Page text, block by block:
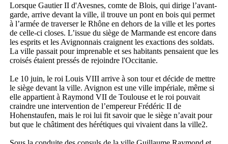
Lorsque Gautier II d'Avesnes, comte de Blois, qui dirige l’avant-
garde, arrive devant la ville, il trouve un pont en bois qui permet
à l’armée de traverser le Rhône en dehors de la ville et les portes
de celle-ci closes. L’issue du siège de Marmande est encore dans
les esprits et les Avignonnais craignent les exactions des soldats.
La ville passait pour imprenable et ses habitants pensaient que les
croisés étaient pressés de rejoindre l'Occitanie.
Le 10 juin, le roi Louis VIII arrive à son tour et décide de mettre
le siège devant la ville. Avignon est une ville impériale, même si
elle appartient à Raymond VII de Toulouse et le roi pouvait
craindre une intervention de l’empereur Frédéric II de
Hohenstaufen, mais le roi lui fit savoir que le siège n’avait pour
but que le châtiment des hérétiques qui vivaient dans la ville2.